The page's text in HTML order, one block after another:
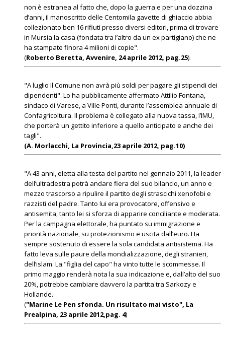
non è estranea al fatto che, dopo la guerra e per una dozzina
d’anni, il manoscritto delle Centomila gavette di ghiaccio abbia
collezionato ben 16 rifiuti presso diversi editori, prima di trovare
in Mursia la casa (fondata tra l’altro da un ex partigiano) che ne
ha stampate finora 4 milioni di copie".
(Roberto Beretta, Avvenire, 24 aprile 2012, pag.25).
"A luglio Il Comune non avrà più soldi per pagare gli stipendi dei
dipendenti". Lo ha pubblicamente affermato Attilio Fontana,
sindaco di Varese, a Ville Ponti, durante l’assemblea annuale di
Confagricoltura. Il problema è collegato alla nuova tassa, l’IMU,
che porterà un gettito inferiore a quello anticipato e anche dei
tagli".
(A. Morlacchi, La Provincia,23 aprile 2012, pag.10)
"A 43 anni, eletta alla testa del partito nel gennaio 2011, la leader
dell’ultradestra potrà andare fiera del suo bilancio, un anno e
mezzo trascorso a ripulire il partito degli strascichi xenofobi e
razzisti del padre. Tanto lui era provocatore, offensivo e
antisemita, tanto lei si sforza di apparire conciliante e moderata.
Per la campagna elettorale, ha puntato su immigrazione e
priorità nazionale, su protezionismo e uscita dall’euro. Ha
sempre sostenuto di essere la sola candidata antisistema. Ha
fatto leva sulle paure della mondializzazione, degli stranieri,
dell’islam. La "figlia del capo" ha vinto tutte le scommesse. Il
primo maggio renderà nota la sua indicazione e, dall’alto del suo
20%, potrebbe cambiare davvero la partita tra Sarkozy e
Hollande.
("Marine Le Pen sfonda. Un risultato mai visto", La
Prealpina, 23 aprile 2012,pag. 4)